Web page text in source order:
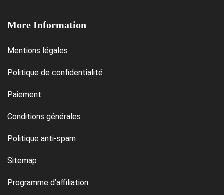
More Information
Mentions légales
Politique de confidentialité
Paiement
Conditions générales
Politique anti-spam
Sitemap
Programme d’affiliation